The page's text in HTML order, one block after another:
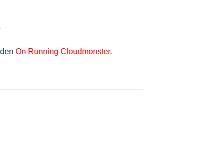
On Running Cloudmonster.